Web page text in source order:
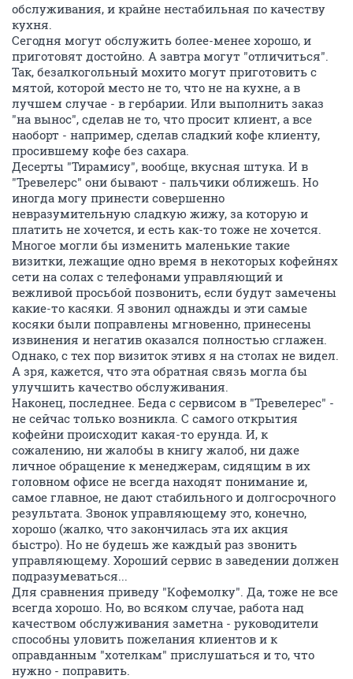
обслуживания, и крайне нестабильная по качеству
кухня.
Сегодня могут обслужить более-менее хорошо, и
приготовят достойно. А завтра могут "отличиться".
Так, безалкогольный мохито могут приготовить с
мятой, которой место не то, что не на кухне, а в
лучшем случае - в гербарии. Или выполнить заказ
"на вынос", сделав не то, что просит клиент, а все
наоборт - например, сделав сладкий кофе клиенту,
просившему кофе без сахара.
Десерты "Тирамису", вообще, вкусная штука. И в
"Тревелерс" они бывают - пальчики оближешь. Но
иногда могу принести совершенно
невразумительную сладкую жижу, за которую и
платить не хочется, и есть как-то тоже не хочется.
Многое могли бы изменить маленькие такие
визитки, лежащие одно время в некоторых кофейнях
сети на солах с телефонами управляющий и
вежливой просьбой позвонить, если будут замечены
какие-то касяки. Я звонил однажды и эти самые
косяки были поправлены мгновенно, принесены
извинения и негатив оказался полностью сглажен.
Однако, с тех пор визиток этивх я на столах не видел.
А зря, кажется, что эта обратная связь могла бы
улучшить качество обслуживания.
Наконец, последнее. Беда с сервисом в "Тревелерес" -
не сейчас только возникла. С самого открытия
кофейни происходит какая-то ерунда. И, к
сожалению, ни жалобы в книгу жалоб, ни даже
личное обращение к менеджерам, сидящим в их
головном офисе не всегда находят понимание и,
самое главное, не дают стабильного и долгосрочного
результата. Звонок управляющему это, конечно,
хорошо (жалко, что закончилась эта их акция
быстро). Но не будешь же каждый раз звонить
управляющему. Хороший сервис в заведении должен
подразумеваться...
Для сравнения приведу "Кофемолку". Да, тоже не все
всегда хорошо. Но, во всяком случае, работа над
качеством обслуживания заметна - руководители
способны уловить пожелания клиентов и к
оправданным "хотелкам" прислушаться и то, что
нужно - поправить.